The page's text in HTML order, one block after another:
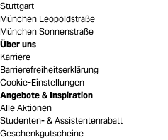
Stuttgart
München Leopoldstraße
München Sonnenstraße
Über uns
Karriere
Barrierefreiheitserklärung
Cookie-Einstellungen
Angebote & Inspiration
Alle Aktionen
Studenten- & Assistentenrabatt
Geschenkgutscheine